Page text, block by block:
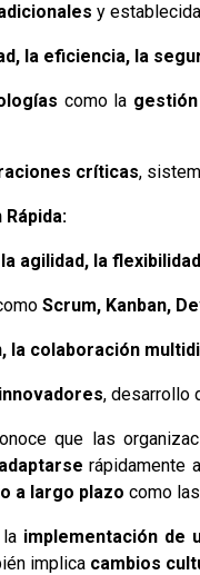
y
la eficiencia, la
como la
críticas,
agilidad, la
Scrum, Kanban,
la colaboración
, desarrollo
que las
rápidamente
a largo plazo como las
implementación de
implica cambios